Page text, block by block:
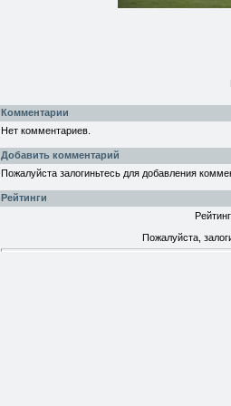
Комментарии
Нет комментариев.
Добавить комментарий
Пожалуйста залогиньтесь для добавления
Рейтинги
Пожалуйста,